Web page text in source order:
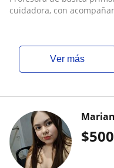
cuidadora, con
ver más
$